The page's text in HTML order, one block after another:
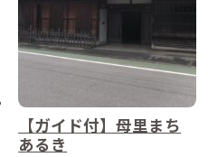
【ガイド付】母里まち
あるき